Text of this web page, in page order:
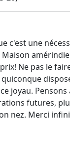
c'est une
Maison
Ne pas le
joyau.
futures,
nez. Merci